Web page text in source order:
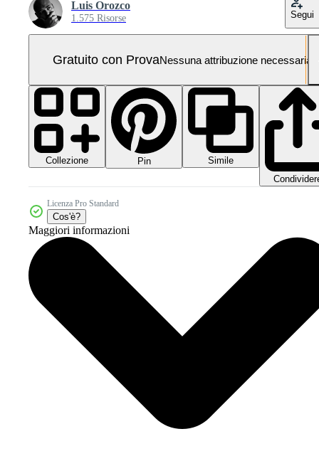
Luis Orozco
1.575 Risorse Segui
Gratuito con ProvaNessuna attribuzione necessaria
Collezione Pin
Simile
Licenza Pro Standard
Cos'è?
Maggiori informazioni